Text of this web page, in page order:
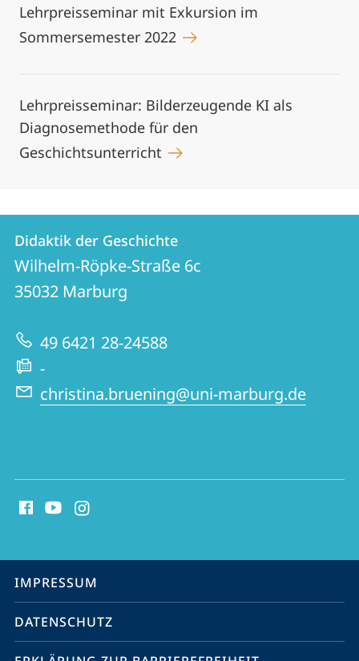
Lehrpreisseminar mit Exkursion im
Sommersemester 2022
Lehrpreisseminar: Bilderzeugende KI als
Diagnosemethode für den
Geschichtsunterricht
Kontakt
und
Informationen
zur
Website
Kontaktinformationen
Didaktik
der
Geschichte
Didaktik der Geschichte
Wilhelm-Röpke-Straße 6c
35032 Marburg
49 6421 28-24588
-
christina.bruening@uni-marburg.de
Media
Service-
Navigation
IMPRESSUM
DATENSCHUTZ